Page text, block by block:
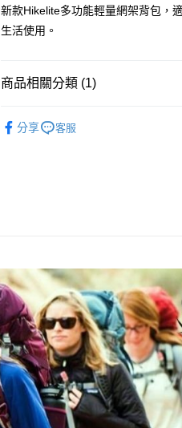
國泰世華商業銀行
臺灣中小企業銀行
元大商業銀行
玉山商業銀行
台灣樂天信用卡公司
Apple Pay
全家取貨付款
付款後7-11取貨
每筆NT$60，滿NT$490(含以上)免
宅配
每筆NT$80，滿NT$490(含以上)免
離島宅配
每筆NT$80，滿NT$490(含以上)免
新款Hikelite多功能輕量網架背包，
生活使用。
商品相關分類 (1)
分享
客服